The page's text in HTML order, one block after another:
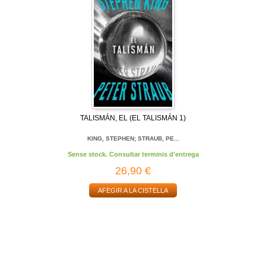
TALISMÁN, EL (EL TALISMÁN 1)
KING, STEPHEN; STRAUB, PE...
Sense stock. Consultar terminis d'entrega
26,90 €
AFEGIR A LA CISTELLA